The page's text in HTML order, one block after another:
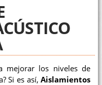
mejorar los niveles de
Si es así,Aislamientos